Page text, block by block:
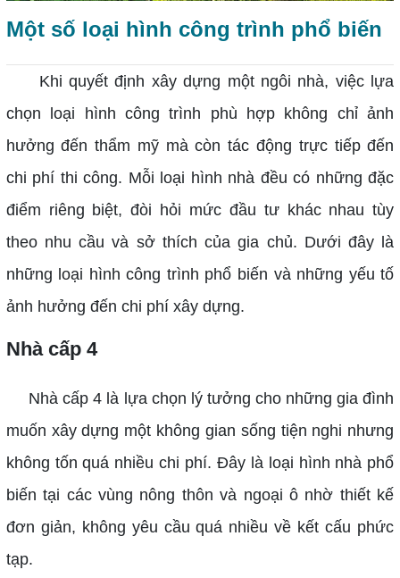
Một số loại hình công trình phổ biến
Khi quyết định xây dựng một ngôi nhà, việc lựa
chọn loại hình công trình phù hợp không chỉ ảnh
hưởng đến thẩm mỹ mà còn tác động trực tiếp đến
chi phí thi công. Mỗi loại hình nhà đều có những đặc
điểm riêng biệt, đòi hỏi mức đầu tư khác nhau tùy
theo nhu cầu và sở thích của gia chủ. Dưới đây là
những loại hình công trình phổ biến và những yếu tố
ảnh hưởng đến chi phí xây dựng.
Nhà cấp 4
Nhà cấp 4 là lựa chọn lý tưởng cho những gia đình
muốn xây dựng một không gian sống tiện nghi nhưng
không tốn quá nhiều chi phí. Đây là loại hình nhà phổ
biến tại các vùng nông thôn và ngoại ô nhờ thiết kế
đơn giản, không yêu cầu quá nhiều về kết cấu phức
tạp.